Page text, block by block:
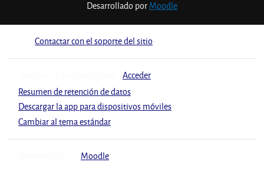
Desarrollado porMoodle
Contactar con el soporte del sitio
Acceder
Resumen de retención de datos
Descargar la app para dispositivos móviles
Cambiar al tema estándar
Moodle